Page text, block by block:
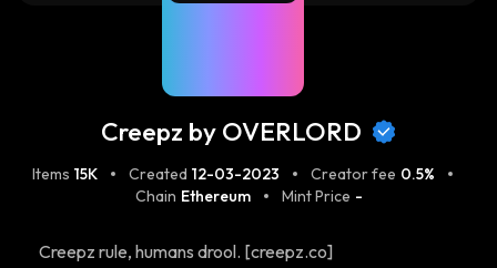
Creepz by OVERLORD
Items 15K Created 12-03-2023 Creator fee 0.5%
Chain Ethereum Mint Price -
Creepz rule, humans drool. [creepz.co]